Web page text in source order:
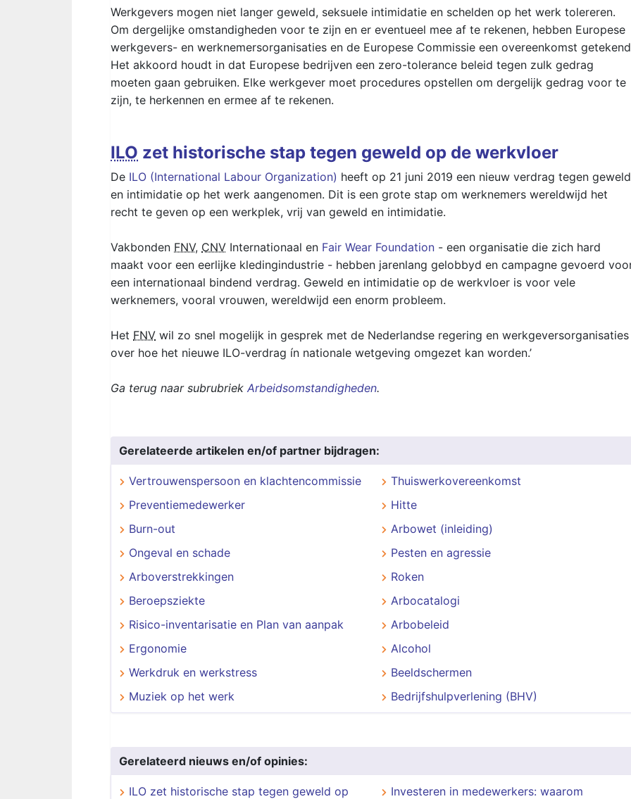
Werkgevers mogen niet langer geweld, seksuele intimidatie en schelden op het werk tolereren.
Om dergelijke omstandigheden voor te zijn en er eventueel mee af te rekenen, hebben Europese
werkgevers- en werknemersorganisaties en de Europese Commissie een overeenkomst
Het akkoord houdt in dat Europese bedrijven een zero-tolerance beleid tegen zulk gedrag
moeten gaan gebruiken. Elke werkgever moet procedures opstellen om dergelijk gedrag voor te
zijn, te herkennen en ermee af te rekenen.
ILO zet historische stap tegen geweld op de werkvloer
De ILO (International Labour Organization) heeft op 21 juni 2019 een nieuw verdrag tegen geweld
en intimidatie op het werk aangenomen. Dit is een grote stap om werknemers wereldwijd het
recht te geven op een werkplek, vrij van geweld en intimidatie.
Vakbonden FNV, CNV Internationaal en Fair Wear Foundation - een organisatie die zich hard
maakt voor een eerlijke kledingindustrie - hebben jarenlang gelobbyd en campagne gevoerd
een internationaal bindend verdrag. Geweld en intimidatie op de werkvloer is voor vele
werknemers, vooral vrouwen, wereldwijd een enorm probleem.
Het FNV wil zo snel mogelijk in gesprek met de Nederlandse regering en werkgeversorganisaties
over hoe het nieuwe ILO-verdrag ín nationale wetgeving omgezet kan worden.’
Ga terug naar subrubriek Arbeidsomstandigheden.
Gerelateerde artikelen en/of partner bijdragen:
Vertrouwenspersoon en klachtencommissie
Thuiswerkovereenkomst
Preventiemedewerker
Hitte
Burn-out
Arbowet (inleiding)
Ongeval en schade
Pesten en agressie
Arboverstrekkingen
Roken
Beroepsziekte
Arbocatalogi
Risico-inventarisatie en Plan van aanpak
Arbobeleid
Ergonomie
Alcohol
Werkdruk en werkstress
Beeldschermen
Muziek op het werk
Bedrijfshulpverlening (BHV)
Gerelateerd nieuws en/of opinies:
ILO zet historische stap tegen geweld op
Investeren in medewerkers: waarom